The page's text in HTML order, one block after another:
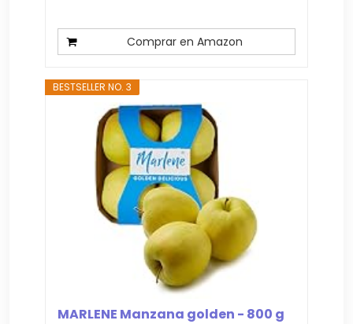
Comprar en Amazon
BESTSELLER NO. 3
MARLENE Manzana golden - 800 g